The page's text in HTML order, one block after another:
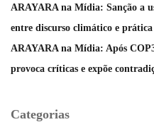
ARAYARA na Mídia: Sanção a
entre discurso climático e
ARAYARA na Mídia: Após
provoca críticas e expõe
Categorias